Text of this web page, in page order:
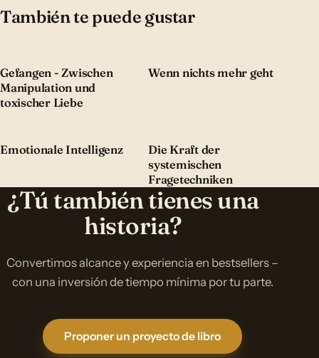
También te puede gustar
Gefangen - Zwischen
Manipulation und
toxischer Liebe
Wenn nichts mehr geht
Emotionale Intelligenz
Die Kraft der
systemischen
Fragetechniken
¿Tú también tienes una
historia?
Convertimos alcance y experiencia en bestsellers –
con una inversión de tiempo mínima por tu parte.
Proponer un proyecto de libro